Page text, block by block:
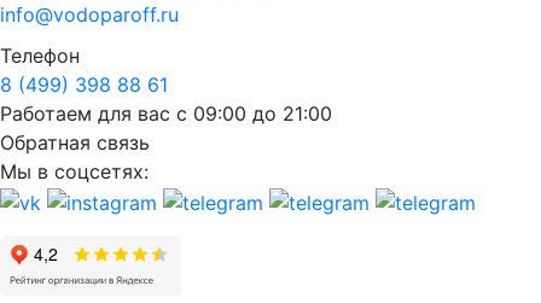
info@vodoparoff.ru
Телефон
8 (499) 398 88 61
Работаем для вас с 09:00 до 21:00
Обратная связь
Мы в соцсетях: